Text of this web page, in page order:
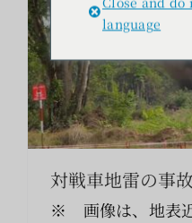
検
索
…
対戦車地雷の事
※ 画像は、地表
language